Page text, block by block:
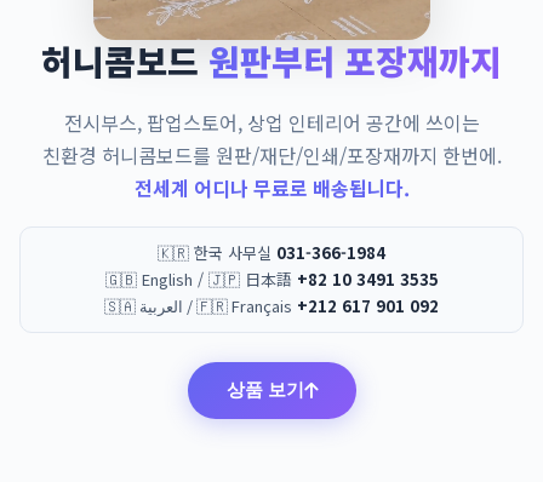
허니콤보드 원판부터 포장재까지
전시부스, 팝업스토어, 상업 인테리어 공간에 쓰이는
친환경 허니콤보드를 원판/재단/인쇄/포장재까지 한번에.
전세계 어디나 무료로 배송됩니다.
🇰🇷 한국 사무실 031-366-1984
🇬🇧 English / 🇯🇵 日本語 +82 10 3491 3535
🇸🇦 العربية / 🇫🇷 Français +212 617 901 092
상품 보기